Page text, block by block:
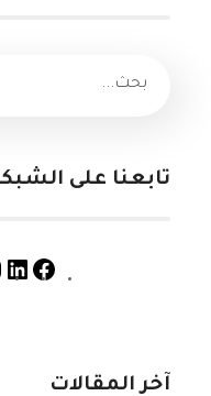
تابعنا على
آخر المقالات